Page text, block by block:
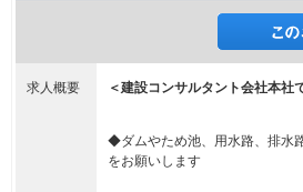
求人概要 ＜建設コンサルタント会社本社
◆ダムやため池、用水路、排水
をお願いします